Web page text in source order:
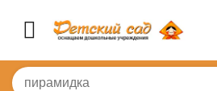
Главная / СПОРТИВНЫЙ ЗАЛ